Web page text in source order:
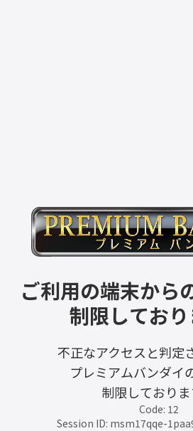
ご利用の端末から
制限しており
不正なアクセスと判定
プレミアムバンダイ
制限しておりま
Code: 12
Session ID: msm17qqe-